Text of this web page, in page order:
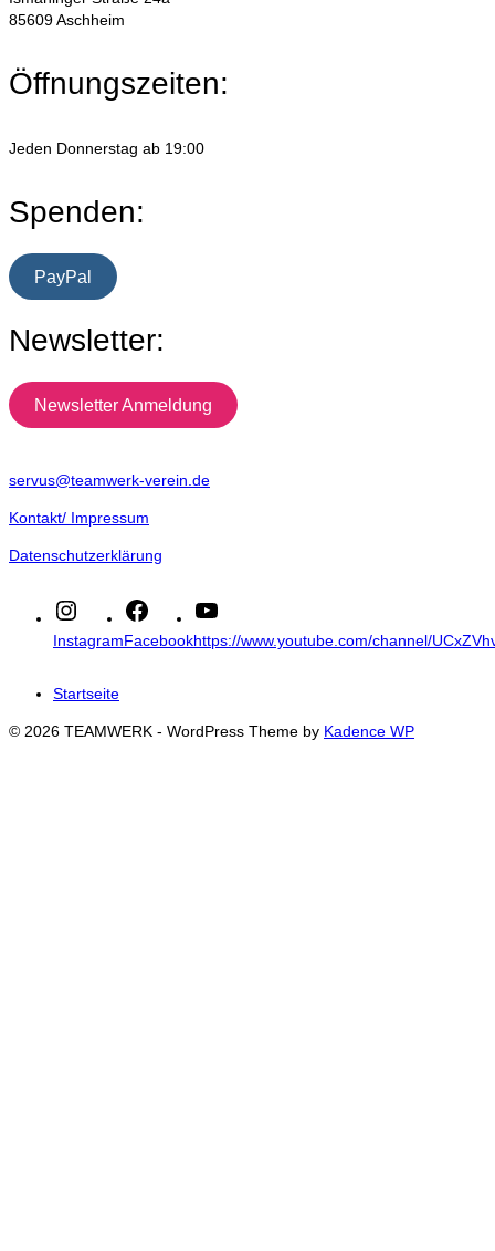
85609 Aschheim
Öffnungszeiten:
Jeden Donnerstag ab 19:00
Spenden:
PayPal
Newsletter:
Newsletter Anmeldung
servus@teamwerk-verein.de
Kontakt/ Impressum
Datenschutzerklärung
InstagramFacebookhttps://www.youtube.com/channel/
Startseite
© 2026 TEAMWERK - WordPress Theme by Kadence WP